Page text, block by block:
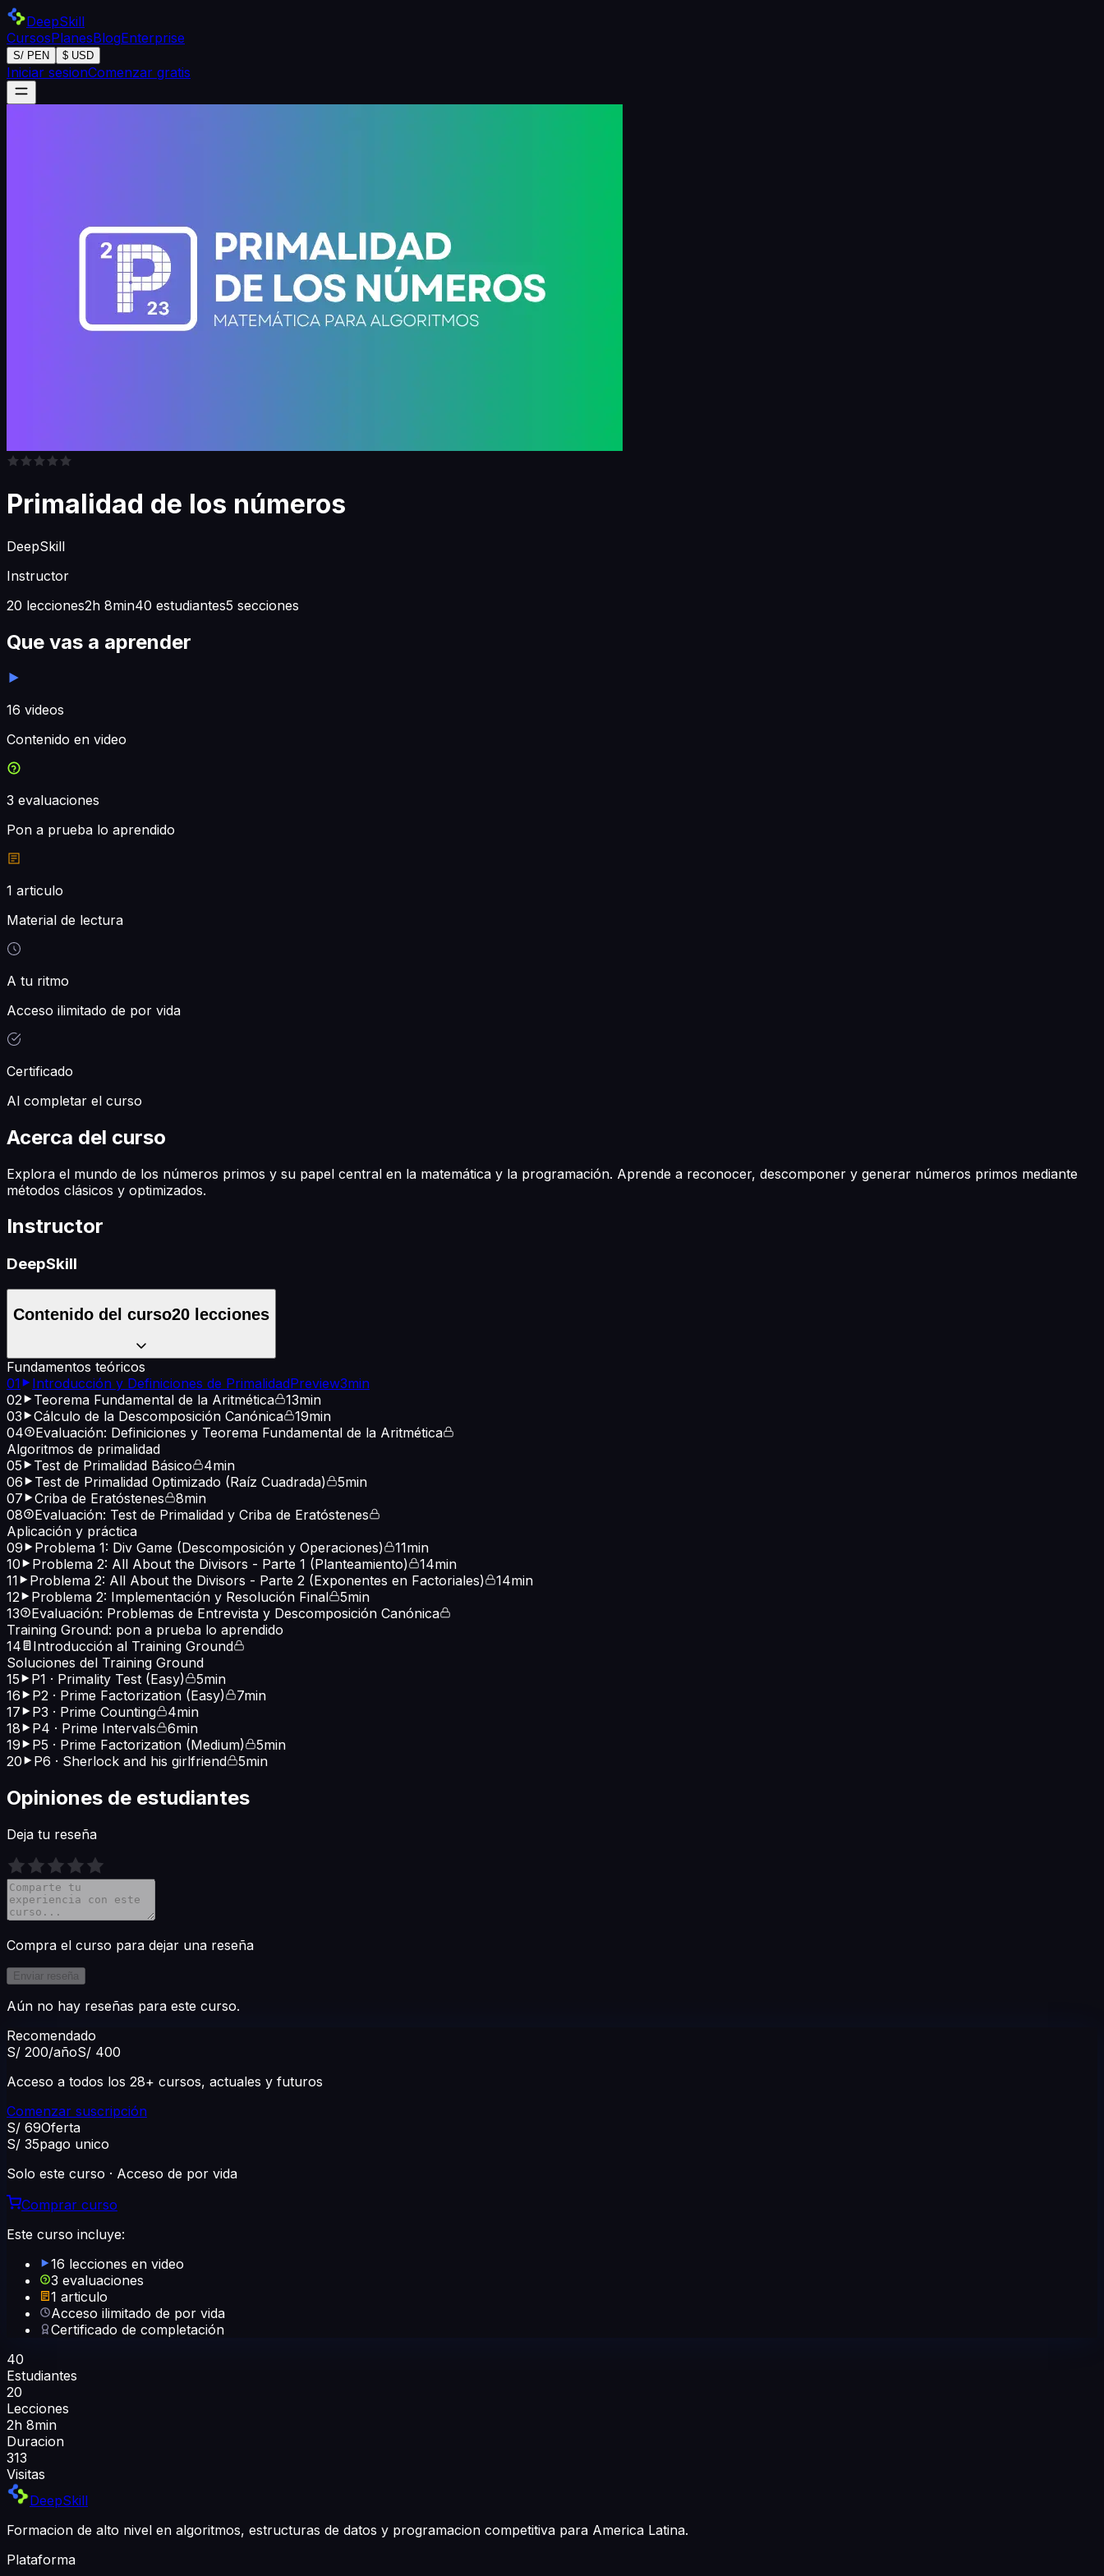
DeepSkill
CursosPlanesBlogEnterprise
S/ PEN $ USD
Iniciar sesionComenzar gratis
Primalidad de los números
DeepSkill
Instructor
20 lecciones2h 8min40 estudiantes5 secciones
Que vas a aprender
16 videos
Contenido en video
3 evaluaciones
Pon a prueba lo aprendido
1 articulo
Material de lectura
A tu ritmo
Acceso ilimitado de por vida
Certificado
Al completar el curso
Acerca del curso
Explora el mundo de los números primos y su papel central en la matemática y la programación. Aprende a reconocer, descomponer y generar números primos mediante
métodos clásicos y optimizados.
Instructor
DeepSkill
Contenido del curso20 lecciones
Fundamentos teóricos
01
Introducción y Definiciones de PrimalidadPreview3min
02
Teorema Fundamental de la Aritmética
13min
03
Cálculo de la Descomposición Canónica
19min
04
Evaluación: Definiciones y Teorema Fundamental de la Aritmética
Algoritmos de primalidad
05
Test de Primalidad Básico
4min
06
Test de Primalidad Optimizado (Raíz Cuadrada)
5min
07
Criba de Eratóstenes
8min
08
Evaluación: Test de Primalidad y Criba de Eratóstenes
Aplicación y práctica
09
Problema 1: Div Game (Descomposición y Operaciones)
11min
10
Problema 2: All About the Divisors - Parte 1 (Planteamiento)
14min
11
Problema 2: All About the Divisors - Parte 2 (Exponentes en Factoriales)
14min
12
Problema 2: Implementación y Resolución Final
5min
13
Evaluación: Problemas de Entrevista y Descomposición Canónica
Training Ground: pon a prueba lo aprendido
14
Introducción al Training Ground
Soluciones del Training Ground
15
P1 · Primality Test (Easy)
5min
16
P2 · Prime Factorization (Easy)
7min
17
P3 · Prime Counting
4min
18
P4 · Prime Intervals
6min
19
P5 · Prime Factorization (Medium)
5min
20
P6 · Sherlock and his girlfriend 5min
Opiniones de estudiantes
Deja tu reseña
Compra el curso para dejar una reseña
Enviar reseña
Aún no hay reseñas para este curso.
Recomendado
S/ 200/añoS/ 400
Acceso a todos los 28+ cursos, actuales y futuros
Comenzar suscripción
S/ 69Oferta
S/ 35pago unico
Solo este curso · Acceso de por vida
Comprar curso
Este curso incluye:
16 lecciones en video
3 evaluaciones
1 articulo
Acceso ilimitado de por vida
Certificado de completación
40
Estudiantes
20
Lecciones
2h 8min
Duracion
313
Visitas
DeepSkill
Formacion de alto nivel en algoritmos, estructuras de datos y programacion competitiva para America Latina.
Plataforma